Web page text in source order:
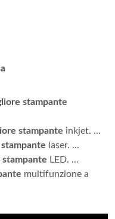
stampante
stampante inkjet. ...
laser. ...
stampante LED. ...
multifunzione a